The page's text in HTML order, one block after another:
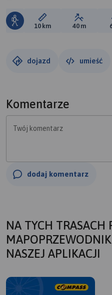
Długość trasy:
10 km Suma
40 m
dojazd umieść
Komentarze
Twój komentarz
dodaj komentarz
NA TYCH TRASACH
NASZEJ APLIKACJI